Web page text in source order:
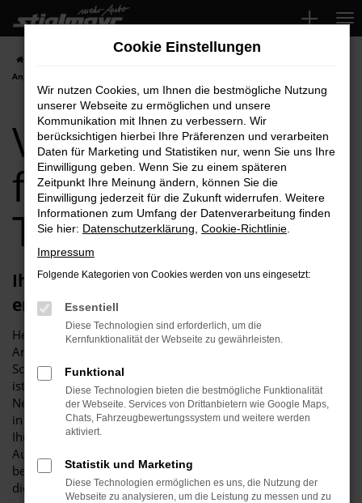
Zum
Hauptinhalt
springen
Angebote
VW Neuwagen
für Schwabach
Top-Angebote
Ihren VW Neuwagen für Schwabach
erhalten Sie im Autohaus Stiglmayr
Herzlich willkommen bei Autohaus Stiglmayr – Ihre erste
Anlaufstelle für exzellente VW Neuwagen Fahrzeuge für
Schwabach und Umgebung! Unser renommiertes Autohaus
ist stolz darauf, Ihnen eine herausragende Auswahl an VW
Neuwagen Modellen zu präsentieren, die höchste Standards
in Sachen Qualität und Leistung erfüllen. Wir sind seit Jahren
Ihr vertrauenswürdiger Partner, wenn es um erstklassige
Automobile geht. Erfahren Sie mehr über unsere
beeindruckende VW-Flotte und warum Autohaus Stiglmayr
die bevorzugte Adresse für VW Neuwagen Liebhaber ist.
Cookie Einstellungen
Wir nutzen Cookies, um Ihnen die bestmögliche Nutzung
unserer Webseite zu ermöglichen und unsere
Kommunikation mit Ihnen zu verbessern. Wir
berücksichtigen hierbei Ihre Präferenzen und verarbeiten
Daten für Marketing und Statistiken nur, wenn Sie uns Ihre
Einwilligung geben. Wenn Sie zu einem späteren
Zeitpunkt Ihre Meinung ändern, können Sie die
Einwilligung jederzeit für die Zukunft widerrufen. Weitere
Informationen zum Umfang der Datenverarbeitung finden
Sie hier: Datenschutzerklärung Cookie-Richtlinie
Impressum
Folgende Kategorien von Cookies werden von uns eingesetzt:
Essentiell
Diese Technologien sind erforderlich, um die
Kernfunktionalität der Webseite zu gewährleisten.
Funktional
Diese Technologien bieten die bestmögliche Funktionalität
der Webseite. Services von Drittanbietern wie Google Maps,
Chats, Fahrzeugbewertungssystem und weitere werden
aktiviert.
Statistik und Marketing
Diese Technologien ermöglichen es uns, die Nutzung der
Webseite zu analysieren, um die Leistung zu messen und zu